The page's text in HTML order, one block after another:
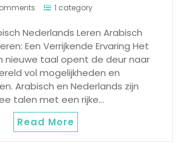
1 category
Nederlands Leren Arabisch
Een Verrijkende Ervaring Het
nieuwe taal opent de deur naar
vol mogelijkheden en
Arabisch en Nederlands zijn
talen met een rijke…
Read More